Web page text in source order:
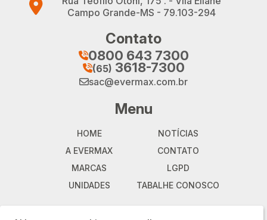
Campo Grande-MS - 79.103-294
Contato
telefone
0800 643 7300
telefone
(65) 3618-7300
email
sac@evermax.com.br
Menu
HOME
A EVERMAX
MARCAS
UNIDADES
NOTÍCIAS
CONTATO
LGPD
TABALHE CONOSCO